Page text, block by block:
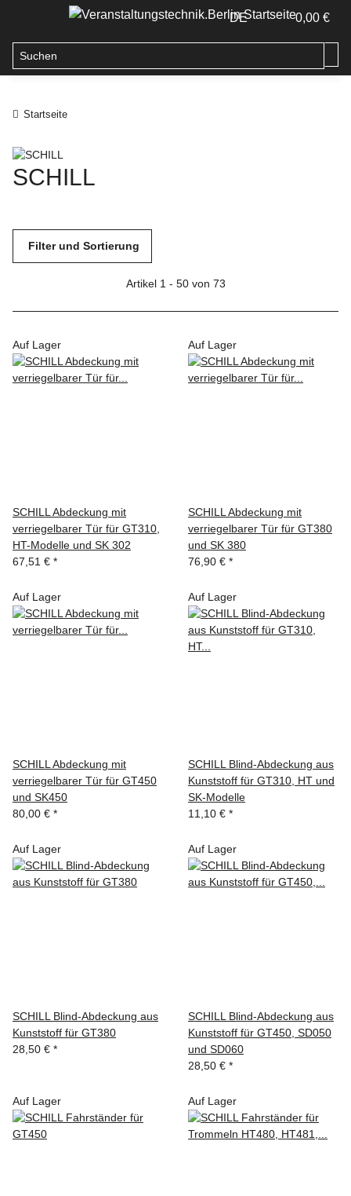
DE 0,00 €
Startseite
SCHILL
Filter und Sortierung
Artikel 1 - 50 von 73
Auf Lager
SCHILL Abdeckung mit
verriegelbarer Tür für GT310,
HT-Modelle und SK 302
67,51 € *
Auf Lager
SCHILL Abdeckung mit
verriegelbarer Tür für GT380
und SK 380
76,90 € *
Auf Lager
SCHILL Abdeckung mit
verriegelbarer Tür für GT450
und SK450
80,00 € *
Auf Lager
SCHILL Blind-Abdeckung aus
Kunststoff für GT310, HT und
SK-Modelle
11,10 € *
Auf Lager
SCHILL Blind-Abdeckung aus
Kunststoff für GT380
28,50 € *
Auf Lager
SCHILL Blind-Abdeckung aus
Kunststoff für GT450, SD050
und SD060
28,50 € *
Auf Lager Auf Lager